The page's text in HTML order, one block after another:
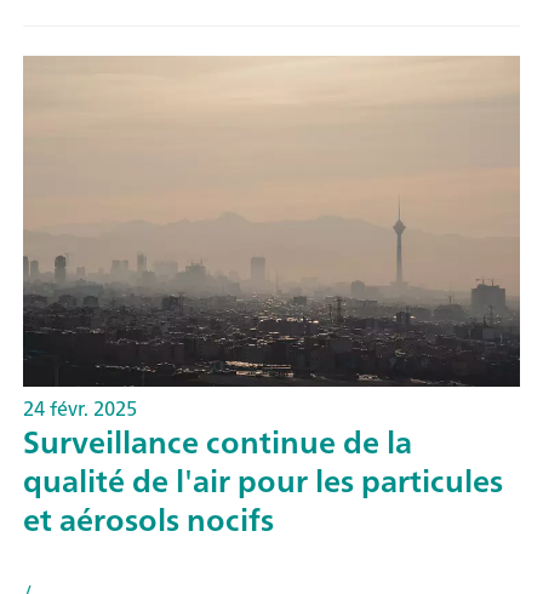
24 févr. 2025
Surveillance continue de la
qualité de l'air pour les particules
et aérosols nocifs